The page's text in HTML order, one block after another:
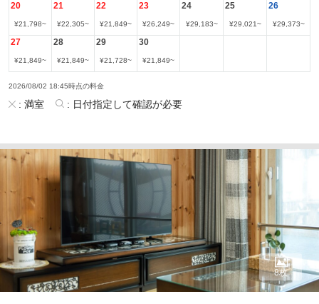
20
¥21,798~
21
¥22,305~
22
¥21,849~
23
¥26,249~
24
¥29,183~
25
¥29,021~
26
¥29,373~
27
¥21,849~
28
¥21,849~
29
¥21,728~
30
¥21,849~
2026/08/02 18:45時点の料金
: 満室 : 日付指定して確認が必要
8枚